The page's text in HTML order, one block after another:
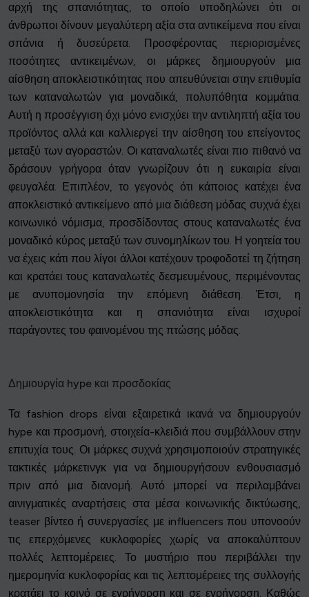
αρχή της σπανιότητας, το οποίο υποδηλώνει ότι οι
άνθρωποι δίνουν μεγαλύτερη αξία στα αντικείμενα που είναι
σπάνια ή δυσεύρετα. Προσφέροντας περιορισμένες
ποσότητες αντικειμένων, οι μάρκες δημιουργούν μια
αίσθηση αποκλειστικότητας που απευθύνεται στην επιθυμία
των καταναλωτών για μοναδικά, πολυπόθητα κομμάτια.
Αυτή η προσέγγιση όχι μόνο ενισχύει την αντιληπτή αξία του
προϊόντος αλλά και καλλιεργεί την αίσθηση του επείγοντος
μεταξύ των αγοραστών. Οι καταναλωτές είναι πιο πιθανό να
δράσουν γρήγορα όταν γνωρίζουν ότι η ευκαιρία είναι
φευγαλέα. Επιπλέον, το γεγονός ότι κάποιος κατέχει ένα
αποκλειστικό αντικείμενο από μια διάθεση μόδας συχνά έχει
κοινωνικό νόμισμα, προσδίδοντας στους καταναλωτές ένα
μοναδικό κύρος μεταξύ των συνομηλίκων του. Η γοητεία του
να έχεις κάτι που λίγοι άλλοι κατέχουν τροφοδοτεί τη ζήτηση
και κρατάει τους καταναλωτές δεσμευμένους, περιμένοντας
με ανυπομονησία την επόμενη διάθεση. Έτσι, η
αποκλειστικότητα και η σπανιότητα είναι ισχυροί
παράγοντες του φαινομένου της πτώσης μόδας.
Δημιουργία hype και προσδοκίας
Τα fashion drops είναι εξαιρετικά ικανά να δημιουργούν
hype και προσμονή, στοιχεία-κλειδιά που συμβάλλουν στην
επιτυχία τους. Οι μάρκες συχνά χρησιμοποιούν στρατηγικές
τακτικές μάρκετινγκ για να δημιουργήσουν ενθουσιασμό
πριν από μια διανομή. Αυτό μπορεί να περιλαμβάνει
αινιγματικές αναρτήσεις στα μέσα κοινωνικής δικτύωσης,
teaser βίντεο ή συνεργασίες με influencers που υπονοούν
τις επερχόμενες κυκλοφορίες χωρίς να αποκαλύπτουν
πολλές λεπτομέρειες. Το μυστήριο που περιβάλλει την
ημερομηνία κυκλοφορίας και τις λεπτομέρειες της συλλογής
κρατάει το κοινό σε εγρήγορση και σε εγρήγορση. Καθώς
Cookies & Privacy
Queue-Fair.com uses cookies to provide content
and improve your experience. You can accept all
cookie usage or use settings to manage
categories individually.